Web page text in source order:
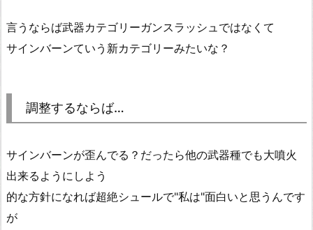
言うならば武器カテゴリーガンスラッシュではなくて
サインバーンていう新カテゴリーみたいな？
調整するならば…
サインバーンが歪んでる？だったら他の武器種でも大噴火
出来るようにしよう
的な方針になれば超絶シュールで"私は"面白いと思うんです
が